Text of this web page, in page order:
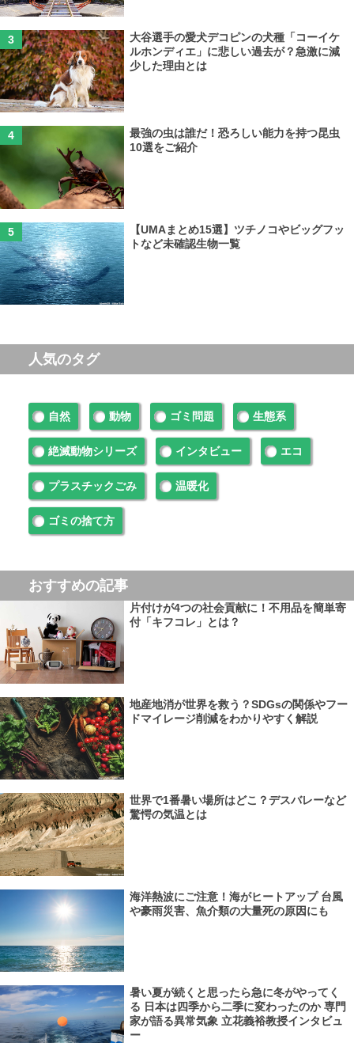
大谷選手の愛犬デコピンの犬種「コーイケ
ルホンディエ」に悲しい過去が？急激に減
少した理由とは
最強の虫は誰だ！恐ろしい能力を持つ昆虫
10選をご紹介
【UMAまとめ15選】ツチノコやビッグフッ
トなど未確認生物一覧
人気のタグ
自然 動物 ゴミ問題 生態系
絶滅動物シリーズ インタビュー エコ
プラスチックごみ 温暖化
ゴミの捨て方
おすすめの記事
片付けが4つの社会貢献に！不用品を簡単寄
付「キフコレ」とは？
地産地消が世界を救う？SDGsの関係やフー
ドマイレージ削減をわかりやすく解説
世界で1番暑い場所はどこ？デスバレーなど
驚愕の気温とは
海洋熱波にご注意！海がヒートアップ 台風
や豪雨災害、魚介類の大量死の原因にも
暑い夏が続くと思ったら急に冬がやってく
る 日本は四季から二季に変わったのか 専門
家が語る異常気象 立花義裕教授インタビュ
ー